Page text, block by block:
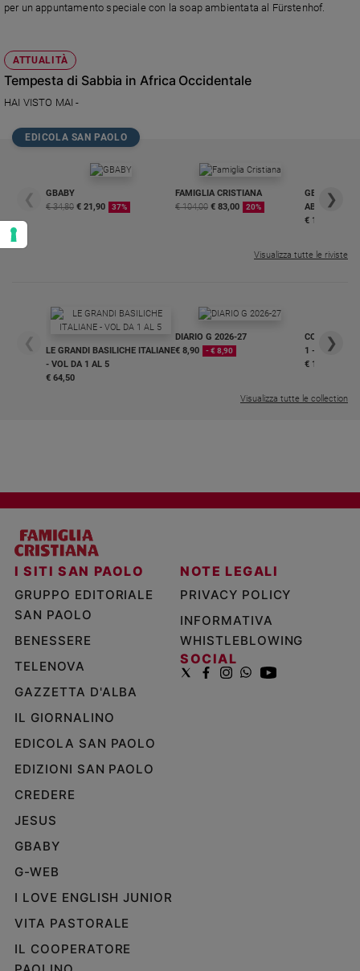
per un appuntamento speciale con la soap ambientata al Fürstenhof.
ATTUALITÀ
Tempesta di Sabbia in Africa Occidentale
HAI VISTO MAI -
EDICOLA SAN PAOLO
❮
GBABY
€ 34,80 € 21,90 37%
FAMIGLIA CRISTIANA
€ 104,00 € 83,00 20%
GBABY
€ 16,99
❯
Visualizza tutte le riviste
❮
LE GRANDI BASILICHE ITALIANE
- VOL DA 1 AL 5
€ 64,50
DIARIO G 2026-27
€ 8,90
- € 8,90
COLLANA
1 - 2
€ 18,50
❯
Visualizza tutte le collection
I SITI SAN PAOLO
GRUPPO EDITORIALE
SAN PAOLO
BENESSERE
TELENOVA
GAZZETTA D'ALBA
IL GIORNALINO
EDICOLA SAN PAOLO
EDIZIONI SAN PAOLO
CREDERE
JESUS
GBABY
G-WEB
I LOVE ENGLISH JUNIOR
VITA PASTORALE
IL COOPERATORE
NOTE LEGALI
PRIVACY POLICY
INFORMATIVA
WHISTLEBLOWING
SOCIAL